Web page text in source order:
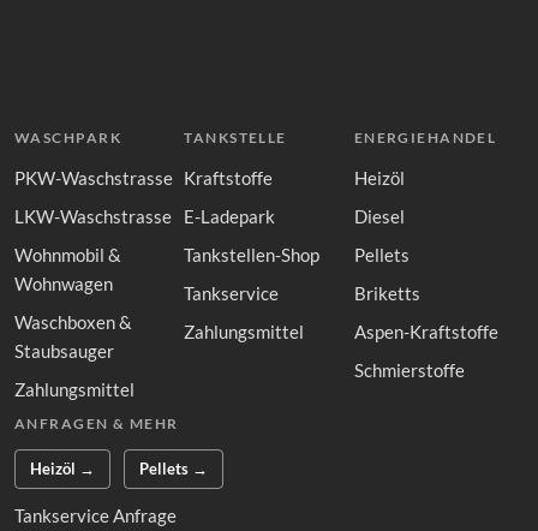
WASCHPARK
PKW-Waschstrasse
LKW-Waschstrasse
Wohnmobil &
Wohnwagen
Waschboxen &
Staubsauger
Zahlungsmittel
TANKSTELLE
Kraftstoffe
E-Ladepark
Tankstellen-Shop
Tankservice
Zahlungsmittel
ENERGIEHANDEL
Heizöl
Diesel
Pellets
Briketts
Aspen-Kraftstoffe
Schmierstoffe
ANFRAGEN & MEHR
Heizöl → Pellets →
Tankservice Anfrage